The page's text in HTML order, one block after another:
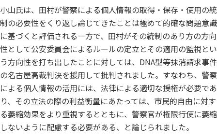
小山氏は、田村が警察による個人情報の取得・保存・使用の統
制の必要性をくり返し論じてきたことは極めて的確な問題意識
に基づくと評価される一方で、田村がその統制のあり方の方向
性として公安委員会によるルールの定立とその適用の監視とい
う方向性を打ち出したことに対しては、DNA型等抹消請求事件
の名古屋高裁判決を援用して批判されました。すなわち、警察
による個人情報の活用には、法律による適切な授権が必要であ
り、その立法の際の利益衡量にあたっては、市民的自由に対す
る萎縮効果をより重視するとともに、警察官が権限行使に萎縮
しないように配慮する必要がある、と論じられました。